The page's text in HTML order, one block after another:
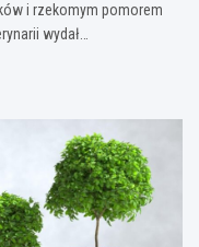
i rzekomym pomorem
wydał…